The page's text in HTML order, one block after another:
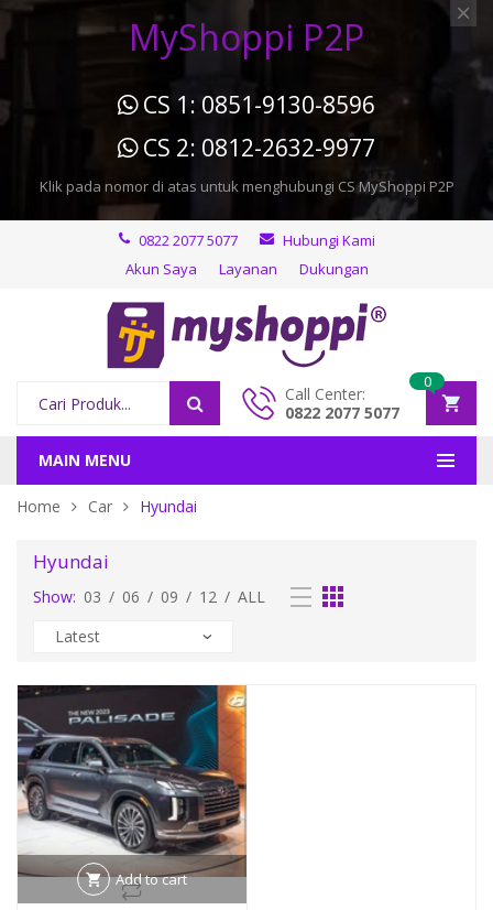
MyShoppi P2P
CS 1: 0851-9130-8596
CS 2: 0812-2632-9977
Klik pada nomor di atas untuk menghubungi CS MyShoppi P2P
0822 2077 5077
Hubungi Kami
Akun Saya
Layanan Dukungan
Call Center:
0822 2077 5077
0
MAIN MENU
Home Car Hyundai
Hyundai
Show: 03 / 06 / 09 / 12 / ALL
Add to cart